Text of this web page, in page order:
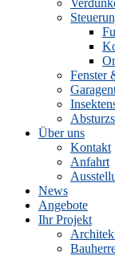
Fenster
Über uns
Kontakt
Anfahrt
News
Angebote
Ihr Projekt